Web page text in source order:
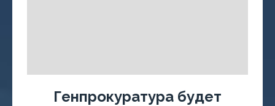
Генпрокуратура будет